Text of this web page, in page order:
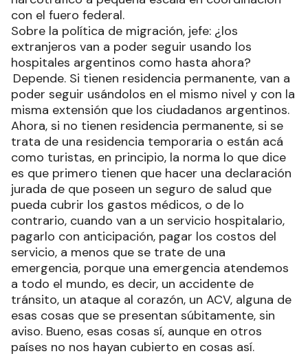
con el fuero federal.
Sobre la política de migración, jefe: ¿los
extranjeros van a poder seguir usando los
hospitales argentinos como hasta ahora?
Depende. Si tienen residencia permanente, van a
poder seguir usándolos en el mismo nivel y con la
misma extensión que los ciudadanos argentinos.
Ahora, si no tienen residencia permanente, si se
trata de una residencia temporaria o están acá
como turistas, en principio, la norma lo que dice
es que primero tienen que hacer una declaración
jurada de que poseen un seguro de salud que
pueda cubrir los gastos médicos, o de lo
contrario, cuando van a un servicio hospitalario,
pagarlo con anticipación, pagar los costos del
servicio, a menos que se trate de una
emergencia, porque una emergencia atendemos
a todo el mundo, es decir, un accidente de
tránsito, un ataque al corazón, un ACV, alguna de
esas cosas que se presentan súbitamente, sin
aviso. Bueno, esas cosas sí, aunque en otros
países no nos hayan cubierto en cosas así.